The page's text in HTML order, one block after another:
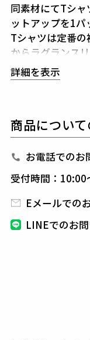
同素材にてTシ
ットアップを1パ
Tシャツは定番
からラグランス
イージーショー
ーコードを装備し
し、
けしています。
プリントは高周
に明確な凹凸感
ます。
などの化学物質
詳細を表示
商品につい
お電話での
受付時間：10:00
Eメールでの
LINEでのお